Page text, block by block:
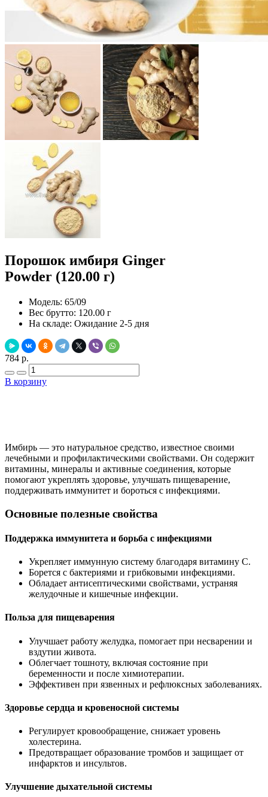
Порошок имбиря Ginger
Powder (120.00 г)
Модель: 65/09
Вес брутто: 120.00 г
На складе: Ожидание 2-5 дня
784 р.
В корзину
Имбирь — это натуральное средство, известное своими
лечебными и профилактическими свойствами. Он содержит
витамины, минералы и активные соединения, которые
помогают укреплять здоровье, улучшать пищеварение,
поддерживать иммунитет и бороться с инфекциями.
Основные полезные свойства
Поддержка иммунитета и борьба с инфекциями
Укрепляет иммунную систему благодаря витамину С.
Борется с бактериями и грибковыми инфекциями.
Обладает антисептическими свойствами, устраняя
желудочные и кишечные инфекции.
Польза для пищеварения
Улучшает работу желудка, помогает при несварении и
вздутии живота.
Облегчает тошноту, включая состояние при
беременности и после химиотерапии.
Эффективен при язвенных и рефлюксных заболеваниях.
Здоровье сердца и кровеносной системы
Регулирует кровообращение, снижает уровень
холестерина.
Предотвращает образование тромбов и защищает от
инфарктов и инсультов.
Улучшение дыхательной системы